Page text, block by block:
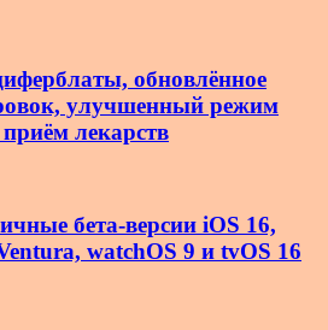
обновлённое
улучшенный режим
лекарств
бета-версии iOS 16,
watchOS 9 и tvOS 16